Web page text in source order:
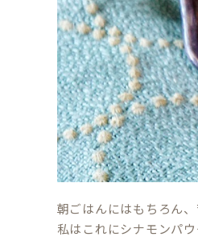
朝ごはんにはもちろん
私はこれにシナモンパ